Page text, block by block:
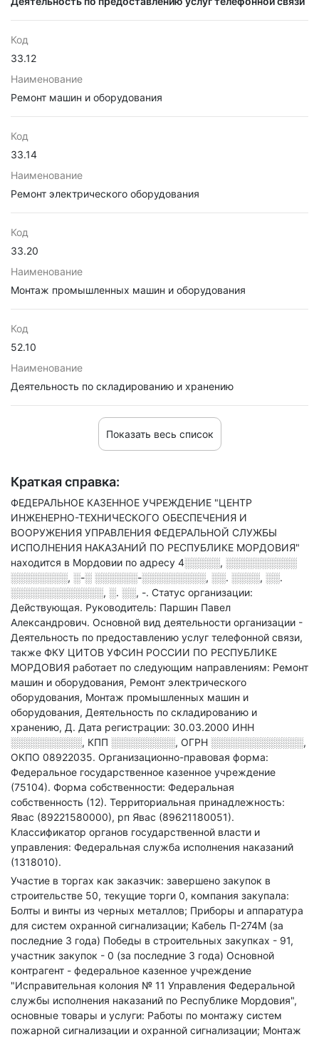
Код
33.12
Наименование
Ремонт машин и оборудования
Код
33.14
Наименование
Ремонт электрического оборудования
Код
33.20
Наименование
Монтаж промышленных машин и оборудования
Код
52.10
Наименование
Деятельность по складированию и хранению
Показать весь список
Краткая справка:
ФЕДЕРАЛЬНОЕ КАЗЕННОЕ УЧРЕЖДЕНИЕ "ЦЕНТР
ИНЖЕНЕРНО-ТЕХНИЧЕСКОГО ОБЕСПЕЧЕНИЯ И
ВООРУЖЕНИЯ УПРАВЛЕНИЯ ФЕДЕРАЛЬНОЙ СЛУЖБЫ
ИСПОЛНЕНИЯ НАКАЗАНИЙ ПО РЕСПУБЛИКЕ МОРДОВИЯ"
находится в Мордовии по адресу 4░░░░░, ░░░░░░░░░░
░░░░░░░░, ░-░ ░░░░░░-░░░░░░░░░, ░░. ░░░░, ░░.
░░░░░░░░░░░░░, ░. ░░, -. Статус организации:
Действующая. Руководитель: Паршин Павел
Александрович. Основной вид деятельности организации -
Деятельность по предоставлению услуг телефонной связи,
также ФКУ ЦИТОВ УФСИН РОССИИ ПО РЕСПУБЛИКЕ
МОРДОВИЯ работает по следующим направлениям: Ремонт
машин и оборудования, Ремонт электрического
оборудования, Монтаж промышленных машин и
оборудования, Деятельность по складированию и
хранению, Д. Дата регистрации: 30.03.2000 ИНН
░░░░░░░░░░, КПП ░░░░░░░░░, ОГРН ░░░░░░░░░░░░░,
ОКПО 08922035. Организационно-правовая форма:
Федеральное государственное казенное учреждение
(75104). Форма собственности: Федеральная
собственность (12). Территориальная принадлежность:
Явас (89221580000), рп Явас (89621180051).
Классификатор органов государственной власти и
управления: Федеральная служба исполнения наказаний
(1318010).
Участие в торгах как заказчик: завершено закупок в
строительстве 50, текущие торги 0, компания закупала:
Болты и винты из черных металлов; Приборы и аппаратура
для систем охранной сигнализации; Кабель П-274М (за
последние 3 года) Победы в строительных закупках - 91,
участник закупок - 0 (за последние 3 года) Основной
контрагент - федеральное казенное учреждение
"Исправительная колония № 11 Управления Федеральной
службы исполнения наказаний по Республике Мордовия",
основные товары и услуги: Работы по монтажу систем
пожарной сигнализации и охранной сигнализации; Монтаж